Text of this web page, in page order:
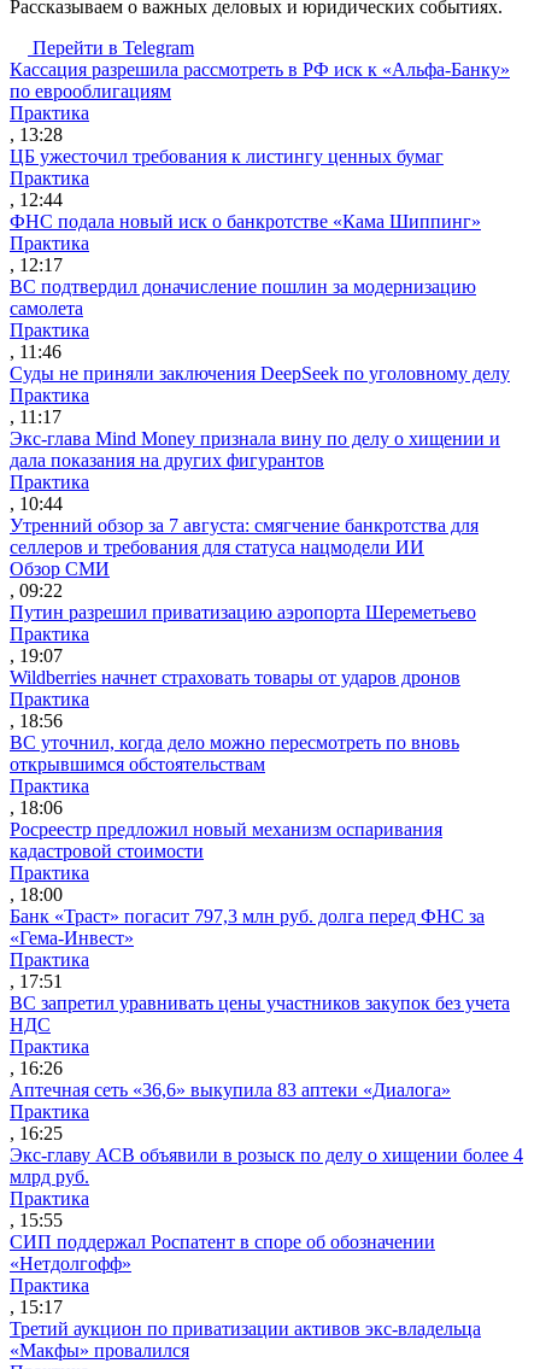
Рассказываем о важных деловых и юридических событиях.
Перейти в Telegram
Кассация разрешила рассмотреть в РФ иск к «Альфа-Банку»
по еврооблигациям
Практика
, 13:28
ЦБ ужесточил требования к листингу ценных бумаг
Практика
, 12:44
ФНС подала новый иск о банкротстве «Кама Шиппинг»
Практика
, 12:17
ВС подтвердил доначисление пошлин за модернизацию
самолета
Практика
, 11:46
Суды не приняли заключения DeepSeek по уголовному делу
Практика
, 11:17
Экс-глава Mind Money признала вину по делу о хищении и
дала показания на других фигурантов
Практика
, 10:44
Утренний обзор за 7 августа: смягчение банкротства для
селлеров и требования для статуса нацмодели ИИ
Обзор СМИ
, 09:22
Путин разрешил приватизацию аэропорта Шереметьево
Практика
, 19:07
Wildberries начнет страховать товары от ударов дронов
Практика
, 18:56
ВС уточнил, когда дело можно пересмотреть по вновь
открывшимся обстоятельствам
Практика
, 18:06
Росреестр предложил новый механизм оспаривания
кадастровой стоимости
Практика
, 18:00
Банк «Траст» погасит 797,3 млн руб. долга перед ФНС за
«Гема-Инвест»
Практика
, 17:51
ВС запретил уравнивать цены участников закупок без учета
НДС
Практика
, 16:26
Аптечная сеть «36,6» выкупила 83 аптеки «Диалога»
Практика
, 16:25
Экс-главу АСВ объявили в розыск по делу о хищении более 4
млрд руб.
Практика
, 15:55
СИП поддержал Роспатент в споре об обозначении
«Нетдолгофф»
Практика
, 15:17
Третий аукцион по приватизации активов экс-владельца
«Макфы» провалился